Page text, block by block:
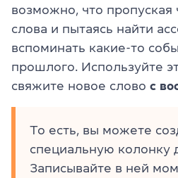
возможно, что пропуская
слова и пытаясь найти
вспоминать какие-то
прошлого. Используйте
свяжите новое слово с
То есть, вы можете
специальную колонку
Записывайте в ней